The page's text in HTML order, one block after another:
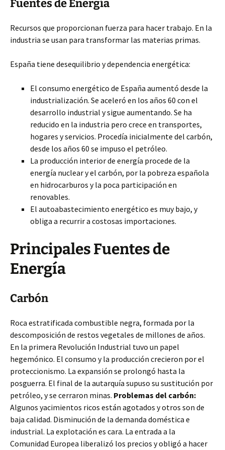
Fuentes de Energía
Recursos que proporcionan fuerza para hacer trabajo. En la
industria se usan para transformar las materias primas.
España tiene desequilibrio y dependencia energética:
El consumo energético de España aumentó desde la
industrialización. Se aceleró en los años 60 con el
desarrollo industrial y sigue aumentando. Se ha
reducido en la industria pero crece en transportes,
hogares y servicios. Procedía inicialmente del carbón,
desde los años 60 se impuso el petróleo.
La producción interior de energía procede de la
energía nuclear y el carbón, por la pobreza española
en hidrocarburos y la poca participación en
renovables.
El autoabastecimiento energético es muy bajo, y
obliga a recurrir a costosas importaciones.
Principales Fuentes de
Energía
Carbón
Roca estratificada combustible negra, formada por la
descomposición de restos vegetales de millones de años.
En la primera Revolución Industrial tuvo un papel
hegemónico. El consumo y la producción crecieron por el
proteccionismo. La expansión se prolongó hasta la
posguerra. El final de la autarquía supuso su sustitución por
petróleo, y se cerraron minas. Problemas del carbón:
Algunos yacimientos ricos están agotados y otros son de
baja calidad. Disminución de la demanda doméstica e
industrial. La explotación es cara. La entrada a la
Comunidad Europea liberalizó los precios y obligó a hacer